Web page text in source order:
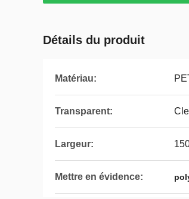
Détails du produit
Matériau:
Transparent:
Largeur:
Mettre en évidence: